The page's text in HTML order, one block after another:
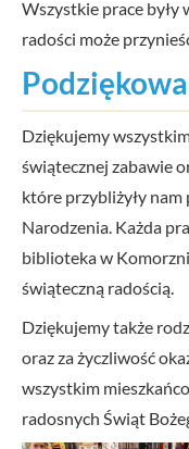
Wszystkie prace były
radości może
Dziękujemy
świątecznej zabawie
które przybliżyły nam
Narodzenia. Każda
biblioteka w
świąteczną radością.
Dziękujemy także
oraz za życzliwość
wszystkim
radosnych Świąt